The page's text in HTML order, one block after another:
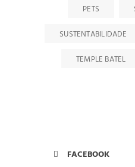
PETS
SUSTENTABILIDADE
TEMPLE BATEL
FACEBOOK